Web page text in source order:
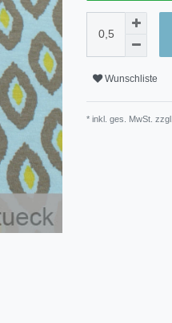
Wunschliste
* inkl. ges. MwSt. zzgl.